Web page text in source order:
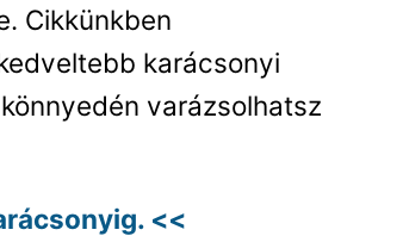
Cikkünkben
karácsonyi
varázsolhatsz
<<